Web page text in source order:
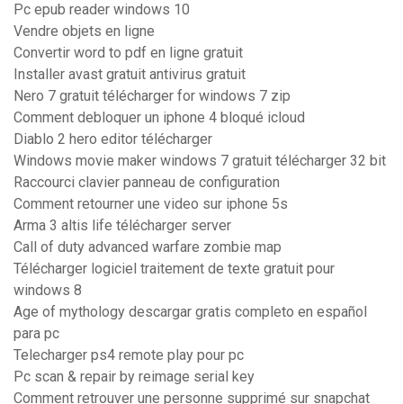
Pc epub reader windows 10
Vendre objets en ligne
Convertir word to pdf en ligne gratuit
Installer avast gratuit antivirus gratuit
Nero 7 gratuit télécharger for windows 7 zip
Comment debloquer un iphone 4 bloqué icloud
Diablo 2 hero editor télécharger
Windows movie maker windows 7 gratuit télécharger 32 bit
Raccourci clavier panneau de configuration
Comment retourner une video sur iphone 5s
Arma 3 altis life télécharger server
Call of duty advanced warfare zombie map
Télécharger logiciel traitement de texte gratuit pour
windows 8
Age of mythology descargar gratis completo en español
para pc
Telecharger ps4 remote play pour pc
Pc scan & repair by reimage serial key
Comment retrouver une personne supprimé sur snapchat